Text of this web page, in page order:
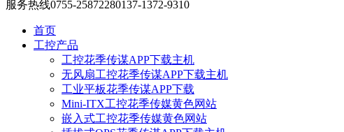
服务热线0755-25872280137-1372-9310
首页
工控产品
工控花季传谋APP下载主机
无风扇工控花季传谋APP下载主机
工业平板花季传谋APP下载
Mini-ITX工控花季传媒黄色网站
嵌入式工控花季传媒黄色网站